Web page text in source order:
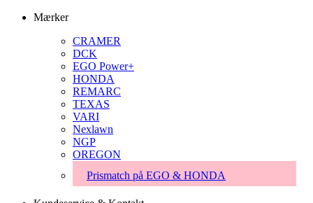
Mærker
CRAMER
DCK
EGO Power+
HONDA
REMARC
TEXAS
VARI
Nexlawn
NGP
OREGON
Prismatch på EGO & HONDA